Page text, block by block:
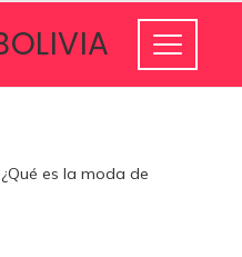
es la moda de